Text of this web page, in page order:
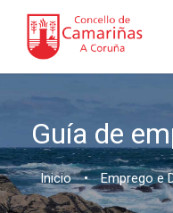
Guía de
Inicio • Emprego e